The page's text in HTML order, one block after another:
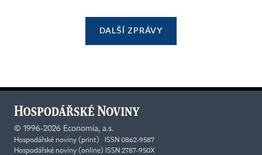
DALŠÍ ZPRÁVY
© 1996-2026 Economia, a.s.
Hospodářské noviny (print) ISSN 0862-9587
Hospodářské noviny (online) ISSN 2787-950X